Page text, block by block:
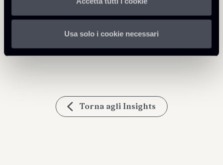
Usa solo i cookie necessari
Approfondisci
Torna agli Insights